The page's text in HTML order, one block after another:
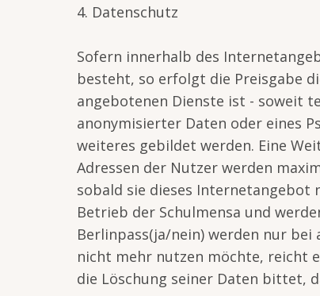
4. Datenschutz
Sofern innerhalb des
besteht, so erfolgt die Preisgabe
angebotenen Dienste ist - soweit
anonymisierter Daten oder eines
weiteres gebildet werden. Eine
Adressen der Nutzer werden
sobald sie dieses Internetangebot
Betrieb der Schulmensa und
Berlinpass(ja/nein) werden nur
nicht mehr nutzen möchte, reicht
die Löschung seiner Daten bittet,